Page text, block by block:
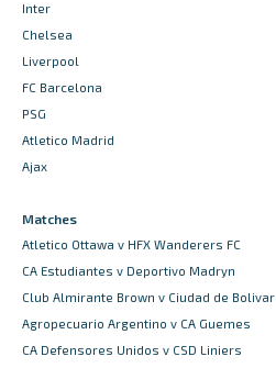
Inter
Chelsea
Liverpool
FC Barcelona
PSG
Atletico Madrid
Ajax
Matches
Atletico Ottawa v HFX Wanderers FC
CA Estudiantes v Deportivo Madryn
Club Almirante Brown v Ciudad de Bolivar
Agropecuario Argentino v CA Guemes
CA Defensores Unidos v CSD Liniers